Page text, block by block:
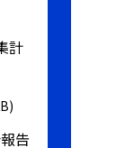
計
告